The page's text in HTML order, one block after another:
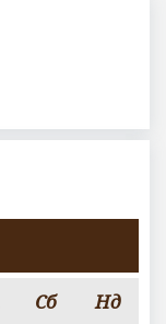
Сб Нд